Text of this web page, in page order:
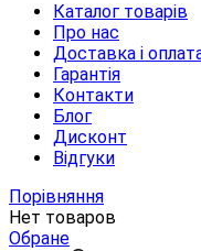
Каталог товарів
Про нас
Доставка і
Гарантія
Контакти
Блог
Дисконт
Відгуки
Порівняння
Нет товаров
Обране